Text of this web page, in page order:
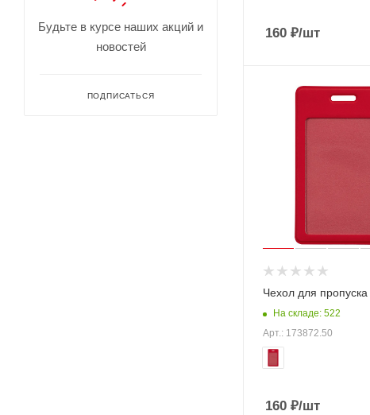
160 ₽/шт
Чехол для
На складе: 522
Арт.: 173872.50
160 ₽/шт
Будьте в курсе наших акций и
новостей
ПОДПИСАТЬСЯ